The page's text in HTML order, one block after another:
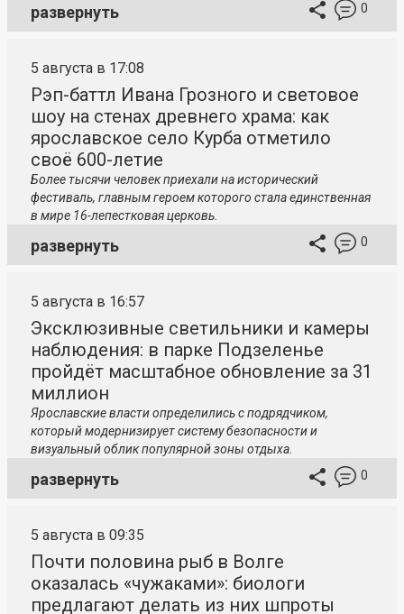
развернуть 0
5 августа в 17:08
Рэп-баттл Ивана Грозного и световое
шоу на стенах древнего храма: как
ярославское село Курба отметило
своё 600-летие
Более тысячи человек приехали на исторический
фестиваль, главным героем которого стала единственная
в мире 16-лепестковая церковь.
развернуть 0
5 августа в 16:57
Эксклюзивные светильники и камеры
наблюдения: в парке Подзеленье
пройдёт масштабное обновление за 31
миллион
Ярославские власти определились с подрядчиком,
который модернизирует систему безопасности и
визуальный облик популярной зоны отдыха.
развернуть 0
5 августа в 09:35
Почти половина рыб в Волге
оказалась «чужаками»: биологи
предлагают делать из них шпроты